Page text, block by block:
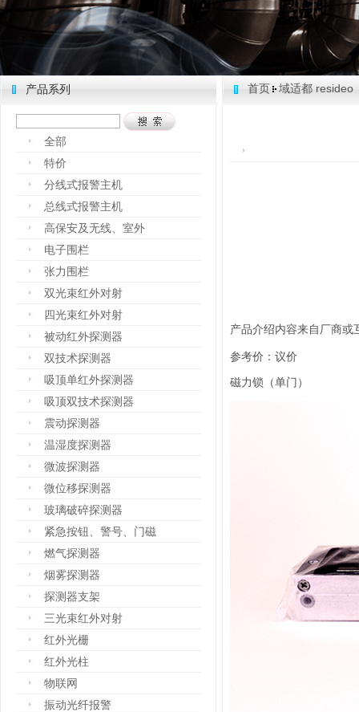
产品系列
全部
特价
分线式报警主机
总线式报警主机
高保安及无线、室外
电子围栏
张力围栏
双光束红外对射
四光束红外对射
被动红外探测器
双技术探测器
吸顶单红外探测器
吸顶双技术探测器
震动探测器
温湿度探测器
微波探测器
微位移探测器
玻璃破碎探测器
紧急按钮、警号、门磁
燃气探测器
烟雾探测器
探测器支架
三光束红外对射
红外光栅
红外光柱
物联网
振动光纤报警
首页 域适都 resideo
产品介绍内容来自厂商或
参考价：议价
磁力锁（单门）